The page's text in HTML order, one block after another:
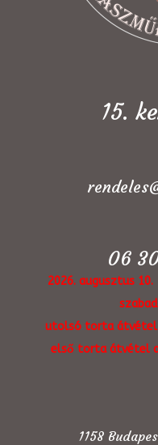
15.
06
2026. augusztus
utolsó torta átvétel
első torta átvétel
1158